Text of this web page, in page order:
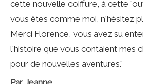
cette nouvelle coiffure, à cette
vous êtes comme moi, n'hésitez
Merci Florence, vous avez su
l'histoire que vous contaient mes
pour de nouvelles aventures."